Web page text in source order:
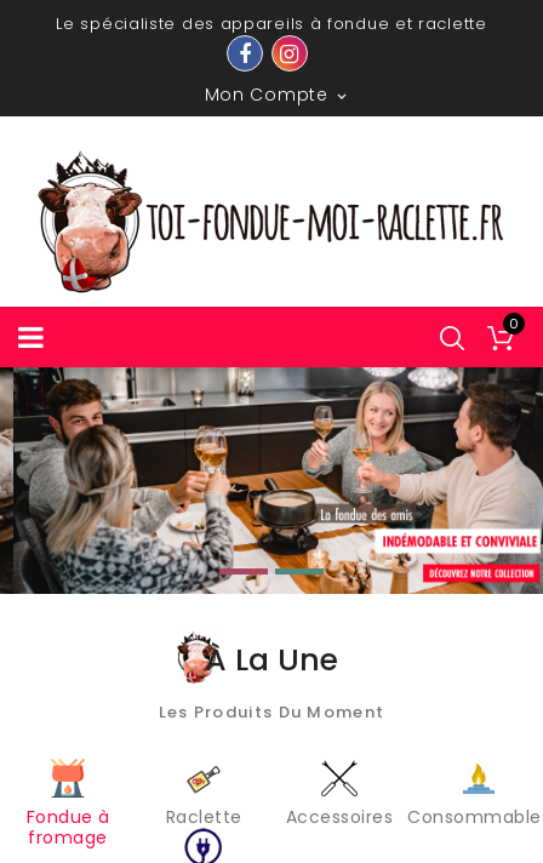
Le spécialiste des appareils à fondue et raclette
Mon Compte 
0
À La Une
Les Produits Du Moment
Fondue à
fromage
Raclette Accessoires